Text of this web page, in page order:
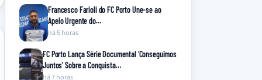
Francesco Farioli do FC Porto Une-se ao
Apelo Urgente do…
há 5 horas
FC Porto Lança Série Documental ‘Conseguimos
Juntos’ Sobre a Conquista…
há 7 horas